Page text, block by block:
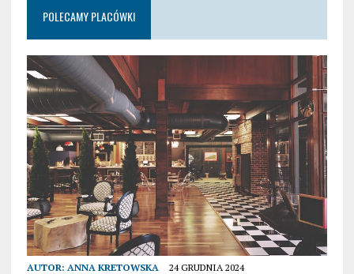
POLECAMY PLACÓWKI
AUTOR: ANNA KRETOWSKA 24 GRUDNIA 2024